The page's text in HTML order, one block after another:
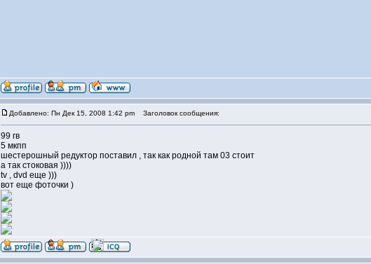
Добавлено: Пн Дек 15, 2008 1:42 pm Заголовок сообщения:
99 гв
5 мкпп
шестерошный редуктор поставил , так как родной там 03 стоит
а так стоковая ))))
tv , dvd еще )))
вот еще фоточки )